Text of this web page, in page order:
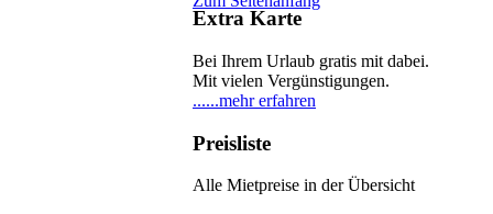
Extra Karte
Bei Ihrem Urlaub gratis mit dabei.
Mit vielen Vergünstigungen.
......mehr erfahren
Preisliste
Alle Mietpreise in der Übersicht